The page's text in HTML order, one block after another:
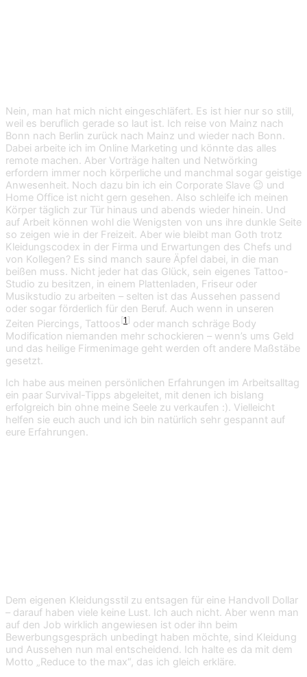
Nein, man hat mich nicht eingeschläfert. Es ist hier nur so still,
weil es beruflich gerade so laut ist. Ich reise von Mainz nach
Bonn nach Berlin zurück nach Mainz und wieder nach Bonn.
Dabei arbeite ich im Online Marketing und könnte das alles
remote machen. Aber Vorträge halten und Netwörking
erfordern immer noch körperliche und manchmal sogar geistige
Anwesenheit. Noch dazu bin ich ein Corporate Slave 😉 und
Home Office ist nicht gern gesehen. Also schleife ich meinen
Körper täglich zur Tür hinaus und abends wieder hinein. Und
auf Arbeit können wohl die Wenigsten von uns ihre dunkle Seite
so zeigen wie in der Freizeit. Aber wie bleibt man Goth trotz
Kleidungscodex in der Firma und Erwartungen des Chefs und
von Kollegen? Es sind manch saure Äpfel dabei, in die man
beißen muss. Nicht jeder hat das Glück, sein eigenes Tattoo-
Studio zu besitzen, in einem Plattenladen, Friseur oder
Musikstudio zu arbeiten – selten ist das Aussehen passend
oder sogar förderlich für den Beruf. Auch wenn in unseren
Zeiten Piercings, Tattoos [1 ] oder manch schräge Body
Modification niemanden mehr schockieren – wenn’s ums Geld
und das heilige Firmenimage geht werden oft andere Maßstäbe
gesetzt.
Ich habe aus meinen persönlichen Erfahrungen im Arbeitsalltag
ein paar Survival-Tipps abgeleitet, mit denen ich bislang
erfolgreich bin ohne meine Seele zu verkaufen :). Vielleicht
helfen sie euch auch und ich bin natürlich sehr gespannt auf
eure Erfahrungen.
Dem eigenen Kleidungsstil zu entsagen für eine Handvoll Dollar
– darauf haben viele keine Lust. Ich auch nicht. Aber wenn man
auf den Job wirklich angewiesen ist oder ihn beim
Bewerbungsgespräch unbedingt haben möchte, sind Kleidung
und Aussehen nun mal entscheidend. Ich halte es da mit dem
Motto „Reduce to the max“, das ich gleich erkläre.